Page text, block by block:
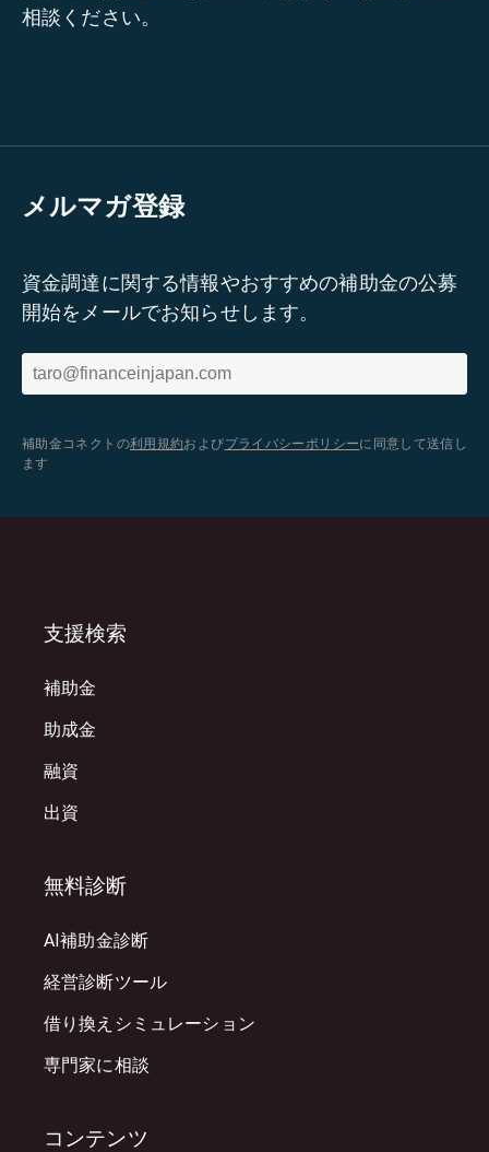
相談ください。
メルマガ登録
資金調達に関する情報やおすすめの補助金の公募
開始をメールでお知らせします。
補助金コネクトの利用規約およびプライバシーポリシーに同意して送信し
ます
支援検索
補助金
助成金
融資
出資
無料診断
AI補助金診断
経営診断ツール
借り換えシミュレーション
専門家に相談
コンテンツ